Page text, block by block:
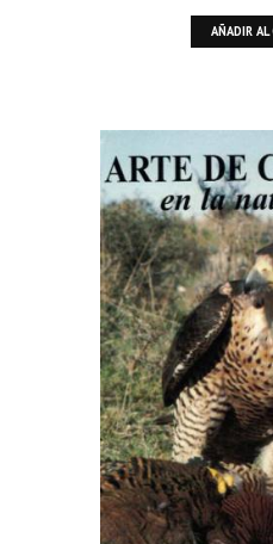
AÑADIR AL